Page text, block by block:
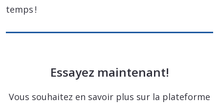
temps !
Essayez maintenant!
Vous souhaitez en savoir plus sur la plateforme